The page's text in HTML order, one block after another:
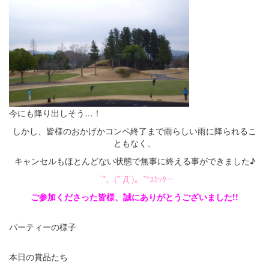
今にも降り出しそう…！
しかし、皆様のおかげかコンペ終了まで雨らしい雨に降られるこ
ともなく、
キャンセルもほとんどない状態で無事に終える事ができました♪
゜*。(*´Д`)。*°ﾖｶｯﾀー
ご参加くださった皆様、誠にありがとうございました!!
パーティーの様子
本日の賞品たち